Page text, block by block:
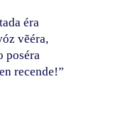
éra
vẽéra,
poséra
recende!”